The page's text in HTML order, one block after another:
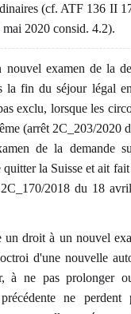
(cf. ATF 136 II
2020 consid. 4.2).
examen de la
la fin du séjour légal
exclu, lorsque les
(arrêt 2C_203/2020
de la demande
la Suisse et ait fait
2018 du 18
droit à un nouvel
d'une nouvelle
à ne pas prolonger
ne perdent